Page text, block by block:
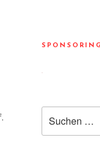
nach: